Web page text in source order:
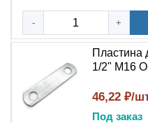
- +
Пластина
1/2" М16
46,22 ₽/
Под заказ